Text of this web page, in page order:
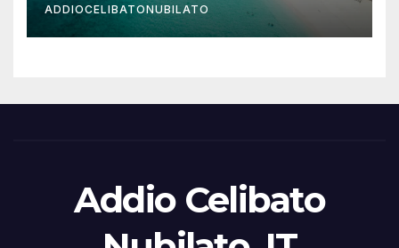
ADDIOCELIBATONUBILATO
Addio Celibato